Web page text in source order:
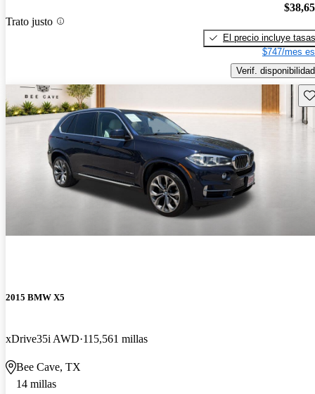
Trato justo
El precio incluye tasas
$747/mes
Verif. disponibilidad
2015 BMW X5
xDrive35i AWD 115,561 millas
Bee Cave, TX
14 millas